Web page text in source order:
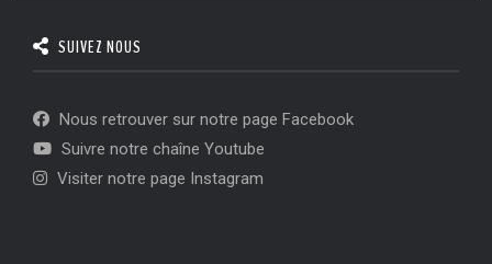
SUIVEZ NOUS
Nous retrouver sur notre page Facebook
Suivre notre chaîne Youtube
Visiter notre page Instagram